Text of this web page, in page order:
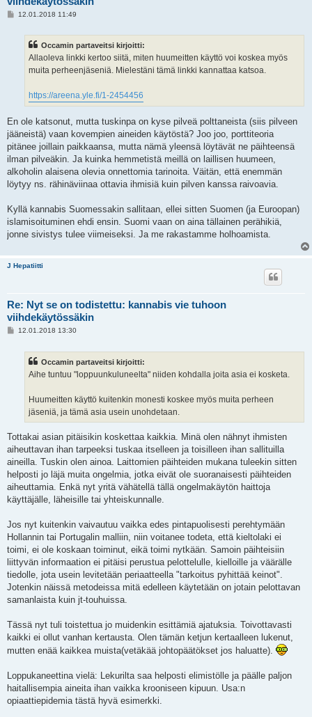
V12.01.2018 11:49
Occamin partaveitsi kirjoitti:
Allaoleva linkki kertoo siitä, miten huumeitten käyttö voi koskea myös
muita perheenjäseniä. Mielestäni tämä linkki kannattaa katsoa.
https://areena.yle.fi/1-2454456
En ole katsonut, mutta tuskinpa on kyse pilveä polttaneista (siis pilveen
jääneistä) vaan kovempien aineiden käytöstä? Joo joo, porttiteoria
pitänee joillain paikkaansa, mutta nämä yleensä löytävät ne päihteensä
ilman pilveäkin. Ja kuinka hemmetistä meillä on laillisen huumeen,
alkoholin alaisena olevia onnettomia tarinoita. Väitän, että enemmän
löytyy ns. rähinäviinaa ottavia ihmisiä kuin pilven kanssa raivoavia.
Kyllä kannabis Suomessakin sallitaan, ellei sitten Suomen (ja Euroopan)
islamisoituminen ehdi ensin. Suomi vaan on aina tällainen perähikiä,
jonne sivistys tulee viimeiseksi. Ja me rakastamme holhoamista.
J Hepatiitti
Re: Nyt se on todistettu: kannabis vie tuhoon
viihdekäytössäkin
V12.01.2018 13:30
Occamin partaveitsi kirjoitti:
Aihe tuntuu "loppuunkuluneelta" niiden kohdalla joita asia ei kosketa.
Huumeitten käyttö kuitenkin monesti koskee myös muita perheen
jäseniä, ja tämä asia usein unohdetaan.
Tottakai asian pitäisikin koskettaa kaikkia. Minä olen nähnyt ihmisten
aiheuttavan ihan tarpeeksi tuskaa itselleen ja toisilleen ihan sallituilla
aineilla. Tuskin olen ainoa. Laittomien päihteiden mukana tuleekin sitten
helposti jo läjä muita ongelmia, jotka eivät ole suoranaisesti päihteiden
aiheuttamia. Enkä nyt yritä vähätellä tällä ongelmakäytön haittoja
käyttäjälle, läheisille tai yhteiskunnalle.
Jos nyt kuitenkin vaivautuu vaikka edes pintapuolisesti perehtymään
Hollannin tai Portugalin malliin, niin voitanee todeta, että kieltolaki ei
toimi, ei ole koskaan toiminut, eikä toimi nytkään. Samoin päihteisiin
liittyvän informaation ei pitäisi perustua pelottelulle, kielloille ja väärälle
tiedolle, jota usein levitetään periaatteella "tarkoitus pyhittää keinot".
Jotenkin näissä metodeissa mitä edelleen käytetään on jotain pelottavan
samanlaista kuin jt-touhuissa.
Tässä nyt tuli toistettua jo muidenkin esittämiä ajatuksia. Toivottavasti
kaikki ei ollut vanhan kertausta. Olen tämän ketjun kertaalleen lukenut,
mutten enää kaikkea muista(vetäkää johtopäätökset jos haluatte).
Loppukaneettina vielä: Lekurilta saa helposti elimistölle ja päälle paljon
haitallisempia aineita ihan vaikka krooniseen kipuun. Usa:n
opiaattiepidemia tästä hyvä esimerkki.